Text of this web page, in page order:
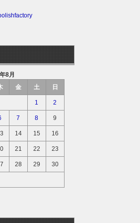
8月
金 土 日
1 2
7 8 9
14 15 16
21 22 23
28 29 30